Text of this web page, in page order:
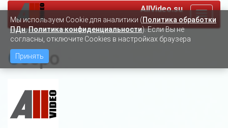
AllVideo.su
Озеро
Мы используем Сookie для аналитики (Политика обработки
ПДн,Политика конфиденциальности). Если Вы не
согласны, отключите Cookies в настройках браузера
Принять